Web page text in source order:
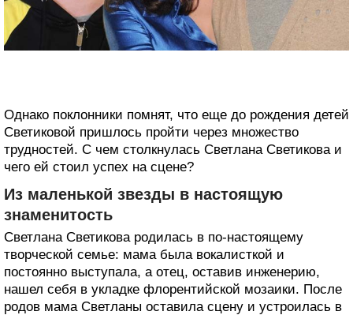
Однако поклонники помнят, что еще до рождения детей
Светиковой пришлось пройти через множество
трудностей. С чем столкнулась Светлана Светикова и
чего ей стоил успех на сцене?
Из маленькой звезды в настоящую
знаменитость
Светлана Светикова родилась в по-настоящему
творческой семье: мама была вокалисткой и
постоянно выступала, а отец, оставив инженерию,
нашел себя в укладке флорентийской мозаики. После
родов мама Светланы оставила сцену и устроилась в